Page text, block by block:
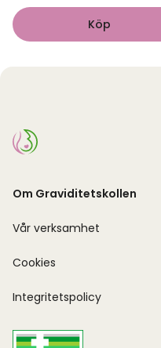
Köp
Om Graviditetskollen
Vår verksamhet
Cookies
Integritetspolicy